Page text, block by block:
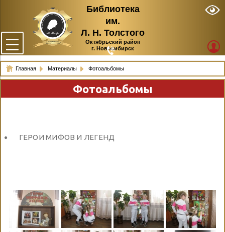
Библиотека
им.
Л. Н. Толстого
Октябрьский район
г. Новосибирск
Главная Материалы Фотоальбомы
Фотоальбомы
ГЕРОИ МИФОВ И ЛЕГЕНД